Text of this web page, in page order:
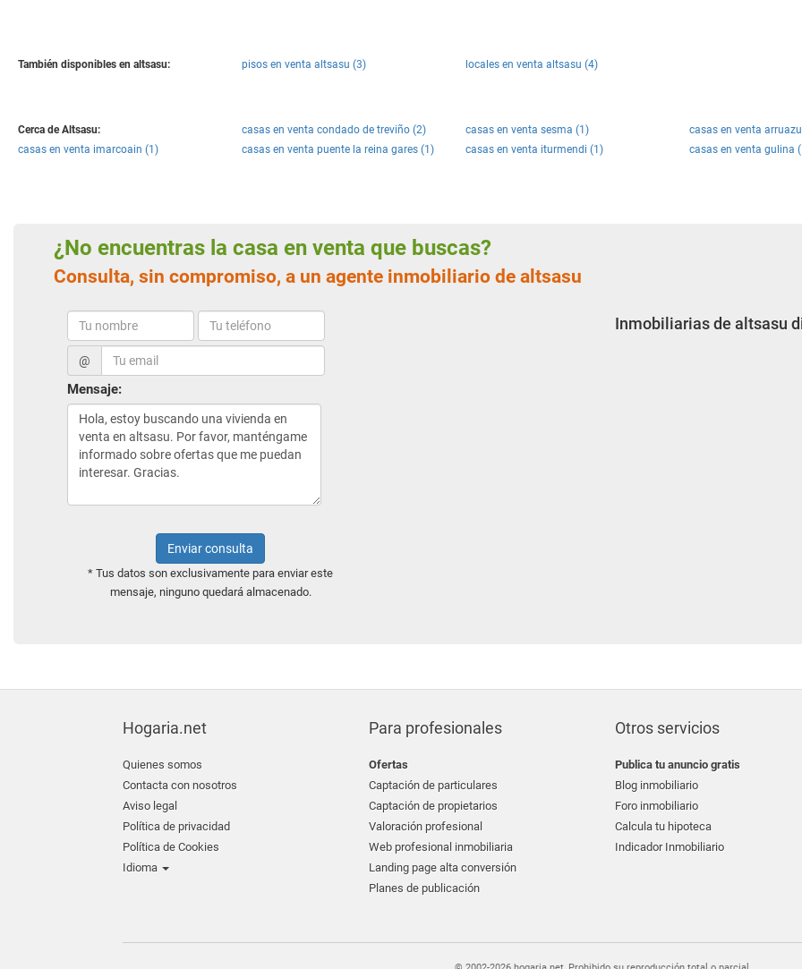
También disponibles en altsasu: pisos en venta altsasu (3) locales en venta altsasu (4)
Cerca de Altsasu: casas en venta condado de treviño (2) casas en venta sesma (1) casas en venta
casas en venta imarcoain (1)
casas en venta puente la reina gares (1) casas en venta iturmendi (1) casas en venta gulina
¿No encuentras la casa en venta que buscas?
Consulta, sin compromiso, a un agente inmobiliario de altsasu
@
Mensaje:
Enviar consulta
* Tus datos son exclusivamente para enviar este
mensaje, ninguno quedará almacenado.
Inmobiliarias de altsasu
Hogaria.net
Quienes somos
Contacta con nosotros
Aviso legal
Política de privacidad
Política de Cookies
Idioma
Para profesionales
Ofertas
Captación de particulares
Captación de propietarios
Valoración profesional
Web profesional inmobiliaria
Landing page alta conversión
Planes de publicación
Otros servicios
Publica tu anuncio gratis
Blog inmobiliario
Foro inmobiliario
Calcula tu hipoteca
Indicador Inmobiliario